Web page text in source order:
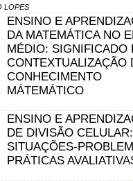
LOPES
ENSINO E
DA MATEMÁTICA NO
MÉDIO: SIGNIFICADO
CONTEXTUALIZAÇÃO
CONHECIMENTO
MÁTEMÁTICO
ENSINO E
DE DIVISÃO CELULAR:
SITUAÇÕES-
PRÁTICAS